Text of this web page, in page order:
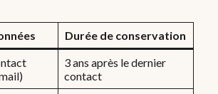
Durée de conservation
3 ans après le dernier
contact